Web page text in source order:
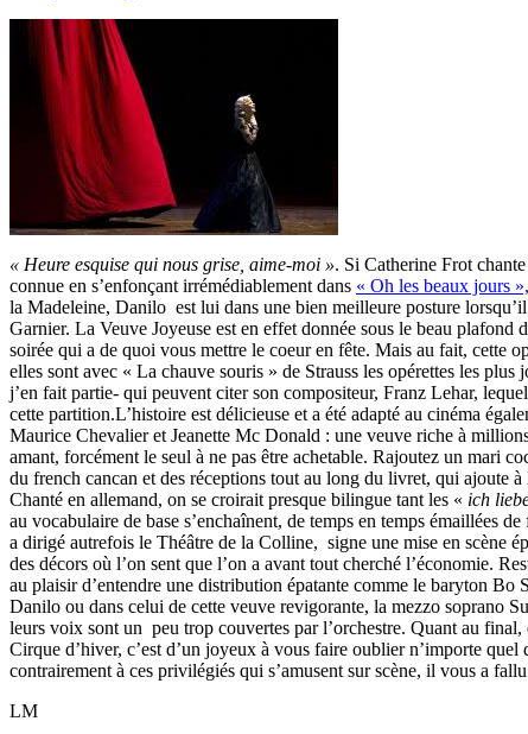
« Heure esquise qui nous grise, aime-moi ». Si Catherine Frot
connue en s’enfonçant irrémédiablement dans « Oh les beaux jours »,
la Madeleine, Danilo est lui dans une bien meilleure posture lorsqu’il
Garnier. La Veuve Joyeuse est en effet donnée sous le beau plafond
soirée qui a de quoi vous mettre le coeur en fête. Mais au fait, cette
elles sont avec « La chauve souris » de Strauss les opérettes les plus
j’en fait partie- qui peuvent citer son compositeur, Franz Lehar,
cette partition.L’histoire est délicieuse et a été adapté au cinéma
Maurice Chevalier et Jeanette Mc Donald : une veuve riche à
amant, forcément le seul à ne pas être achetable. Rajoutez un mari
du french cancan et des réceptions tout au long du livret, qui ajoute à
Chanté en allemand, on se croirait presque bilingue tant les « ich
au vocabulaire de base s’enchaînent, de temps en temps émaillées
a dirigé autrefois le Théâtre de la Colline, signe une mise en scène
des décors où l’on sent que l’on a avant tout cherché l’économie.
au plaisir d’entendre une distribution épatante comme le baryton Bo
Danilo ou dans celui de cette veuve revigorante, la mezzo soprano
leurs voix sont un peu trop couvertes par l’orchestre. Quant au
Cirque d’hiver, c’est d’un joyeux à vous faire oublier n’importe quel
contrairement à ces privilégiés qui s’amusent sur scène, il vous a
LM